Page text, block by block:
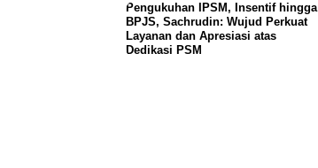
Pengukuhan IPSM, Insentif hingga
BPJS, Sachrudin: Wujud Perkuat
Layanan dan Apresiasi atas
Dedikasi PSM